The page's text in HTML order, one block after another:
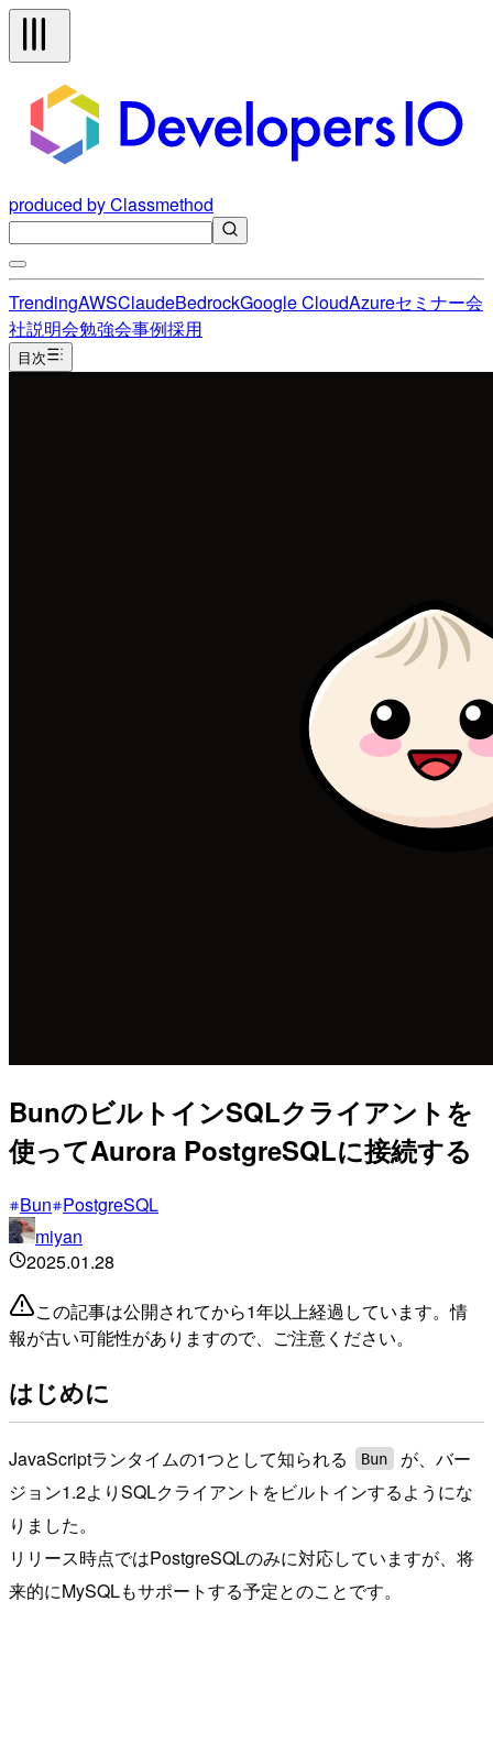
produced by Classmethod
TrendingAWSClaudeBedrockGoogle CloudAzureセミナー会
社説明会勉強会事例採用
目次
BunのビルトインSQLクライアントを
使ってAurora PostgreSQLに接続する
Bun PostgreSQL
miyan
2025.01.28
この記事は公開されてから1年以上経過しています。情
報が古い可能性がありますので、ご注意ください。
はじめに
JavaScriptランタイムの1つとして知られる Bun
が、バー
ジョン1.2よりSQLクライアントをビルトインするようにな
りました。
リリース時点ではPostgreSQLのみに対応していますが、将
来的にMySQLもサポートする予定とのことです。